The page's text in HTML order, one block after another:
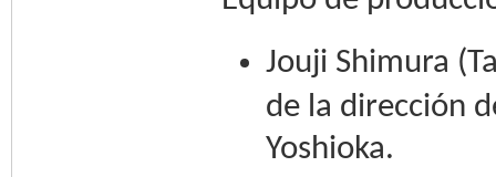
Jouji Shimura
de la dirección
Yoshioka.